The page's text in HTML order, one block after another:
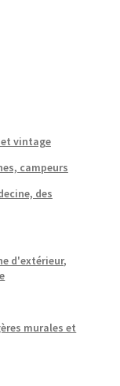
vintage
campeurs
des
d'extérieur,
murales et